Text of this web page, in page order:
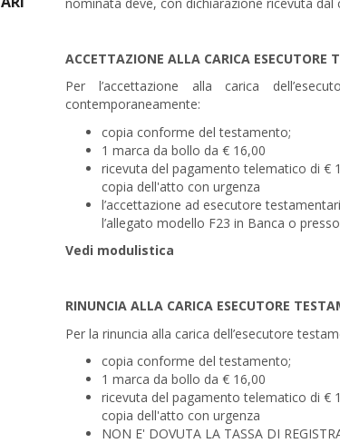
ACCETTAZIONE ALLA CARICA ESECUTORE
Per l’accettazione alla carica
contemporaneamente:
copia conforme del testamento;
1 marca da bollo da € 16,00
ricevuta del pagamento telematico di €
copia dell'atto con urgenza
l’accettazione ad esecutore
l’allegato modello F23 in Banca o
Vedi modulistica
RINUNCIA ALLA CARICA ESECUTORE
Per la rinuncia alla carica dell’esecutore
copia conforme del testamento;
1 marca da bollo da € 16,00
ricevuta del pagamento telematico di €
copia dell'atto con urgenza
NON E' DOVUTA LA TASSA DI